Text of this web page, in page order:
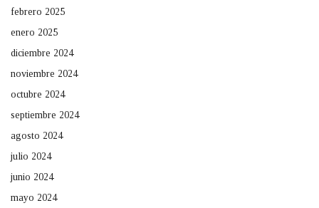
febrero 2025
enero 2025
diciembre 2024
noviembre 2024
octubre 2024
septiembre 2024
agosto 2024
julio 2024
junio 2024
mayo 2024